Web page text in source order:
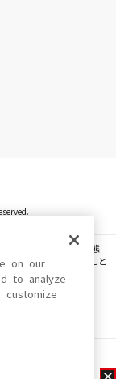
・音声等を、手段や形態
ファイル化などすること
があります。
ります。
on our
to analyze